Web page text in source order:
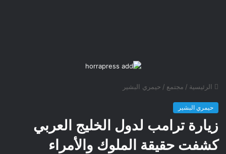
الرئيسية / مجتمع / حيمري البشير
حيمري البشير
زيارة ترامب لدول الخليج العربي
كشفت حقيقة الملوك والأمراء